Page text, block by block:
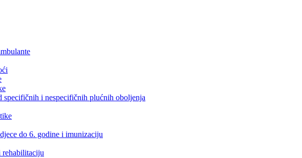
specifičnih i nespecifičnih plućnih oboljenja
do 6. godine i imunizaciju
rehabilitaciju